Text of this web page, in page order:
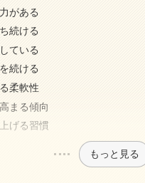
がある
続ける
ている
続ける
柔軟性
まる傾向
げる習慣
もっと見る